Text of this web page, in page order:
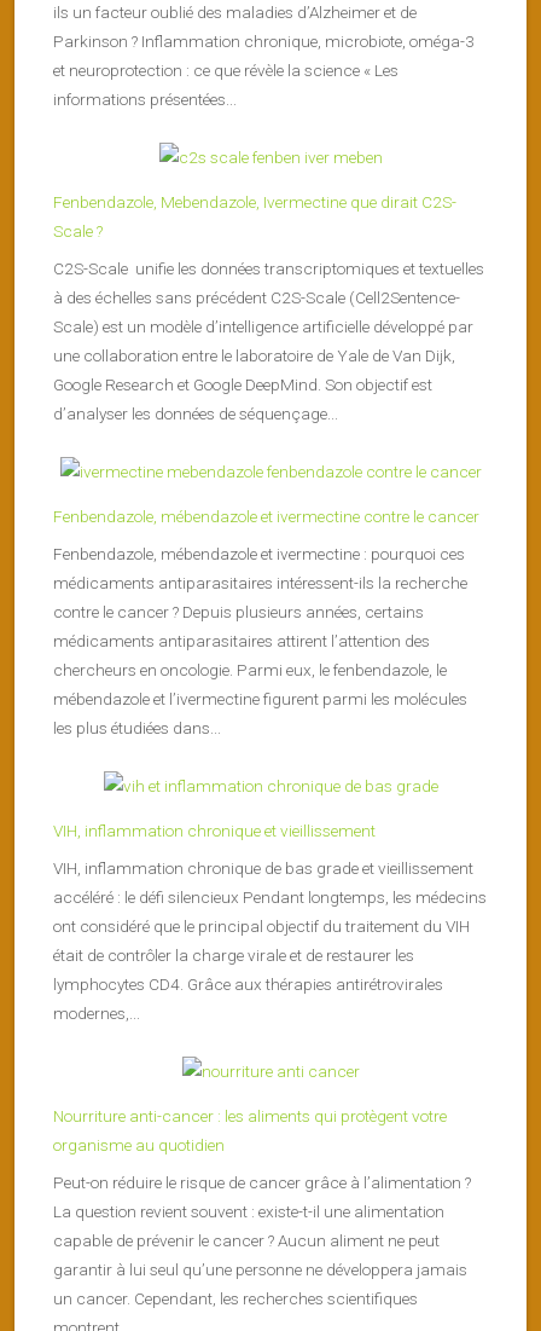
ils un facteur oublié des maladies d’Alzheimer et de
Parkinson ? Inflammation chronique, microbiote, oméga-3
et neuroprotection : ce que révèle la science « Les
informations présentées...
Fenbendazole, Mebendazole, Ivermectine que dirait C2S-
Scale ?
C2S-Scale unifie les données transcriptomiques et textuelles
à des échelles sans précédent C2S-Scale (Cell2Sentence-
Scale) est un modèle d’intelligence artificielle développé par
une collaboration entre le laboratoire de Yale de Van Dijk,
Google Research et Google DeepMind. Son objectif est
d’analyser les données de séquençage...
Fenbendazole, mébendazole et ivermectine contre le cancer
Fenbendazole, mébendazole et ivermectine : pourquoi ces
médicaments antiparasitaires intéressent-ils la recherche
contre le cancer ? Depuis plusieurs années, certains
médicaments antiparasitaires attirent l’attention des
chercheurs en oncologie. Parmi eux, le fenbendazole, le
mébendazole et l’ivermectine figurent parmi les molécules
les plus étudiées dans...
VIH, inflammation chronique et vieillissement
VIH, inflammation chronique de bas grade et vieillissement
accéléré : le défi silencieux Pendant longtemps, les médecins
ont considéré que le principal objectif du traitement du VIH
était de contrôler la charge virale et de restaurer les
lymphocytes CD4. Grâce aux thérapies antirétrovirales
modernes,...
Nourriture anti-cancer : les aliments qui protègent votre
organisme au quotidien
Peut-on réduire le risque de cancer grâce à l’alimentation ?
La question revient souvent : existe-t-il une alimentation
capable de prévenir le cancer ? Aucun aliment ne peut
garantir à lui seul qu’une personne ne développera jamais
un cancer. Cependant, les recherches scientifiques